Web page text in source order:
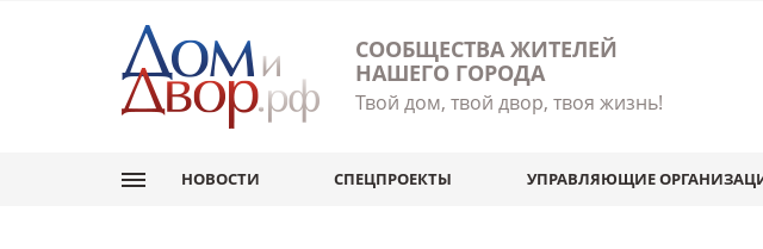
СООБЩЕСТВА ЖИТЕЛЕЙ
НАШЕГО ГОРОДА
Твой дом, твой двор, твоя жизнь!
НОВОСТИ СПЕЦПРОЕКТЫ УПРАВЛЯЮЩИЕ